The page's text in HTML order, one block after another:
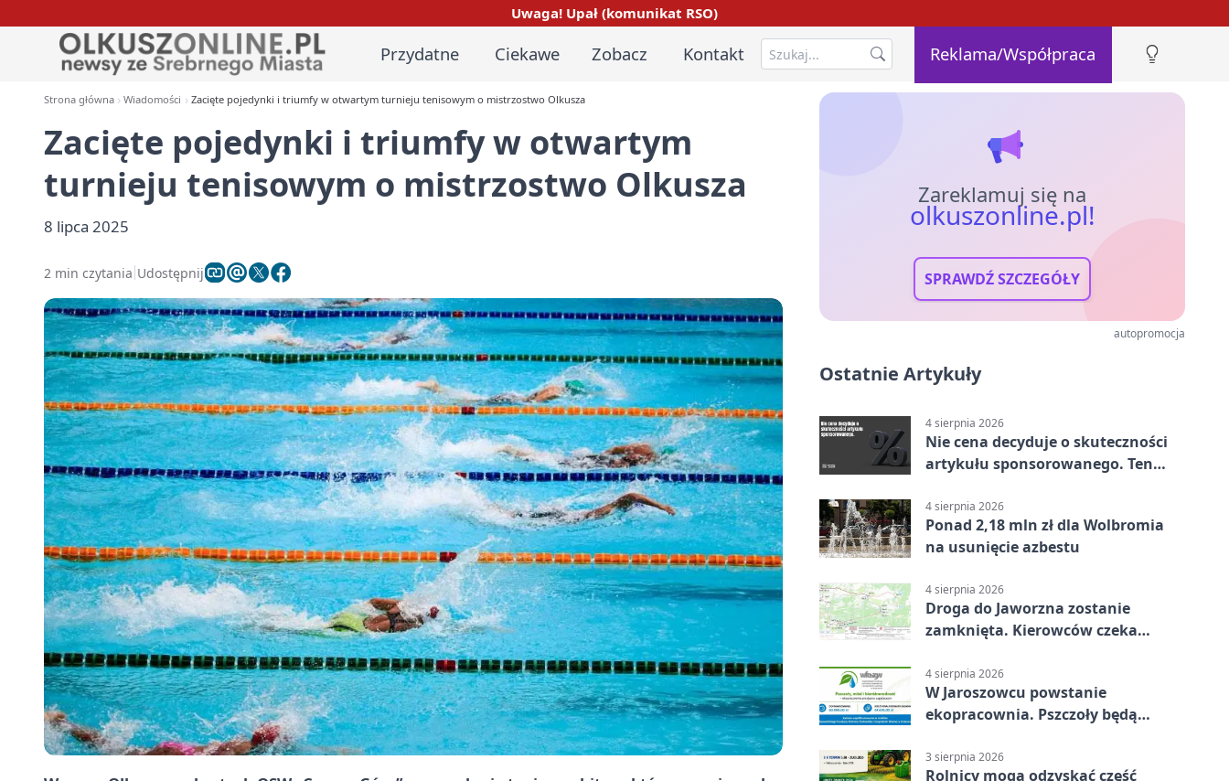
Uwaga! Upał (komunikat RSO)
Przydatne Ciekawe Zobacz Kontakt Reklama/Współpraca
Strona główna Wiadomości Zacięte pojedynki i triumfy w otwartym turnieju tenisowym o mistrzostwo Olkusza
Zacięte pojedynki i triumfy w otwartym
turnieju tenisowym o mistrzostwo Olkusza
8 lipca 2025
2 min czytania Udostępnij
Zareklamuj się na
olkuszonline.pl!
SPRAWDŹ SZCZEGÓŁY
autopromocja
Ostatnie Artykuły
4 sierpnia 2026
Nie cena decyduje o skuteczności
artykułu sponsorowanego. Ten
4 sierpnia 2026
Ponad 2,18 mln zł dla Wolbromia
na usunięcie azbestu
4 sierpnia 2026
Droga do Jaworzna zostanie
zamknięta. Kierowców czeka
4 sierpnia 2026
W Jaroszowcu powstanie
ekopracownia. Pszczoły będą
3 sierpnia 2026
Rolnicy mogą odzyskać część